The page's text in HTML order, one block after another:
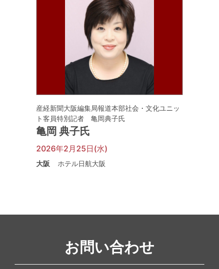
産経新聞大阪編集局報道本部社会・文化ユニッ
ト客員特別記者 亀岡典子氏
亀岡 典子氏
2026年2月25日(水)
大阪 ホテル日航大阪
お問い合わせ